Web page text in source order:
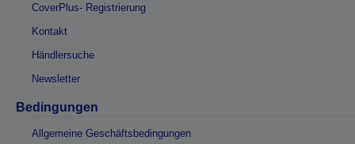
CoverPlus- Registrierung
Kontakt
Händlersuche
Newsletter
Bedingungen
Allgemeine Geschäftsbedingungen